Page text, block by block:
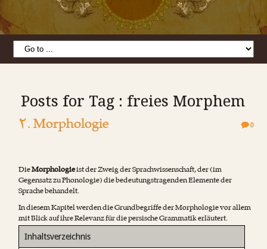
Posts for Tag : freies Morphem
۲. Morphologie 0
DieMorphologieist der Zweig der Sprachwissenschaft, der (im
Gegensatz zu Phonologie) die bedeutungstragenden Elemente der
Sprache behandelt.
In diesem Kapitel werden die Grundbegriffe der Morphologie vor allem
mit Blick auf ihre Relevanz für die persische Grammatik erläutert.
Inhaltsverzeichnis